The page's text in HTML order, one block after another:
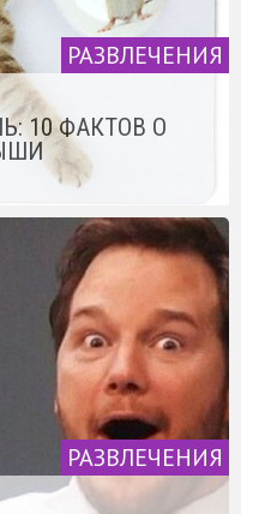
РАЗВЛЕЧЕНИЯ
10 ФАКТОВ О
РАЗВЛЕЧЕНИЯ